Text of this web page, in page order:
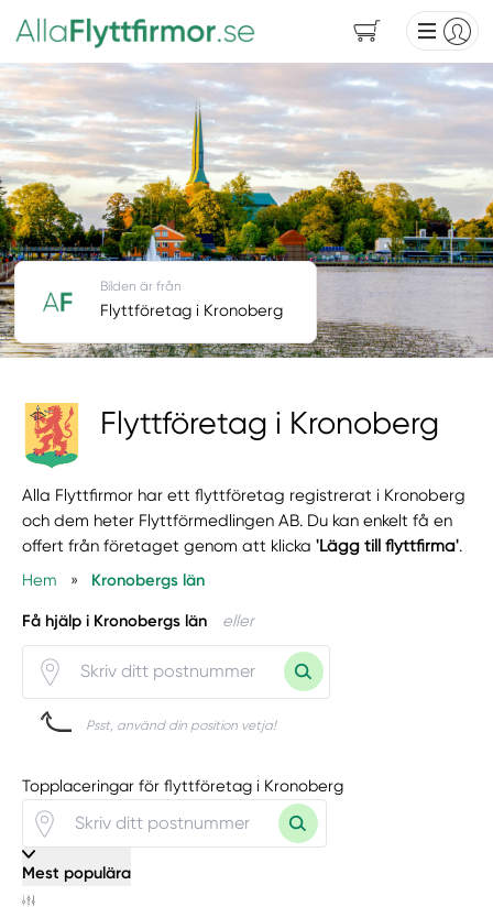
Flyttföretag i Kronoberg
Alla Flyttfirmor har ett flyttföretag registrerat i Kronoberg
och dem heter Flyttförmedlingen AB. Du kan enkelt få en
offert från företaget genom att klicka'Lägg till flyttfirma'.
Hem
» Kronobergs län
Få hjälp i Kronobergs län eller
Psst, använd din position vetja!
Bilden är från
Flyttföretag i Kronoberg
Topplaceringar för flyttföretag i Kronoberg
Mest populära